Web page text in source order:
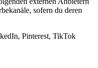
sofern du deren
Pinterest, TikTok